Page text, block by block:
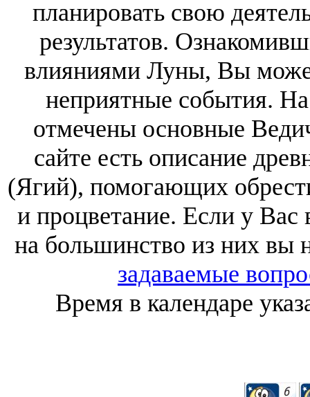
планировать свою
результатов.
влияниями Луны, Вы
неприятные события.
отмечены основные
сайте есть описание
(Ягий), помогающих
и процветание. Если у
на большинство из них вы
задаваемые
Время в календаре